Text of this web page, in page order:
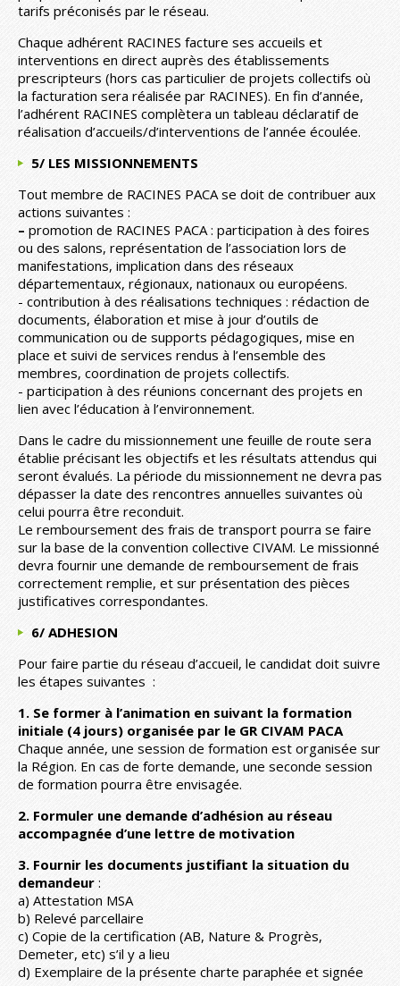
tarifs préconisés par le réseau.
Chaque adhérent RACINES facture ses accueils et
interventions en direct auprès des établissements
prescripteurs (hors cas particulier de projets collectifs où
la facturation sera réalisée par RACINES). En fin d’année,
l’adhérent RACINES complètera un tableau déclaratif de
réalisation d’accueils/d’interventions de l’année écoulée.
5/ LES MISSIONNEMENTS
Tout membre de RACINES PACA se doit de contribuer aux
actions suivantes :
– promotion de RACINES PACA : participation à des foires
ou des salons, représentation de l’association lors de
manifestations, implication dans des réseaux
départementaux, régionaux, nationaux ou européens.
- contribution à des réalisations techniques : rédaction de
documents, élaboration et mise à jour d’outils de
communication ou de supports pédagogiques, mise en
place et suivi de services rendus à l’ensemble des
membres, coordination de projets collectifs.
- participation à des réunions concernant des projets en
lien avec l’éducation à l’environnement.
Dans le cadre du missionnement une feuille de route sera
établie précisant les objectifs et les résultats attendus qui
seront évalués. La période du missionnement ne devra pas
dépasser la date des rencontres annuelles suivantes où
celui pourra être reconduit.
Le remboursement des frais de transport pourra se faire
sur la base de la convention collective CIVAM. Le missionné
devra fournir une demande de remboursement de frais
correctement remplie, et sur présentation des pièces
justificatives correspondantes.
6/ ADHESION
Pour faire partie du réseau d’accueil, le candidat doit suivre
les étapes suivantes :
1. Se former à l’animation en suivant la formation
initiale (4 jours) organisée par le GR CIVAM PACA
Chaque année, une session de formation est organisée sur
la Région. En cas de forte demande, une seconde session
de formation pourra être envisagée.
2. Formuler une demande d’adhésion au réseau
accompagnée d’une lettre de motivation
3. Fournir les documents justifiant la situation du
demandeur :
a) Attestation MSA
b) Relevé parcellaire
c) Copie de la certification (AB, Nature & Progrès,
Demeter, etc) s’il y a lieu
d) Exemplaire de la présente charte paraphée et signée